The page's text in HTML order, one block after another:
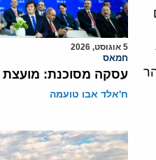
5 אוגוסט, 2026
חמאס
עסקה מסוכנת:
ח'אלד אבו טועמה